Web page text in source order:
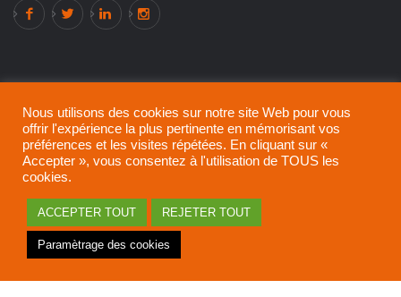
A propos de TRAPARINTER !
© 2021 - 2024 All rights reserved.TRAPARINTER
Nous utilisons des cookies sur notre site Web pour vous
offrir l'expérience la plus pertinente en mémorisant vos
préférences et les visites répétées. En cliquant sur «
Accepter », vous consentez à l'utilisation de TOUS les
cookies.
ACCEPTER TOUT REJETER TOUT
Paramètrage des cookies